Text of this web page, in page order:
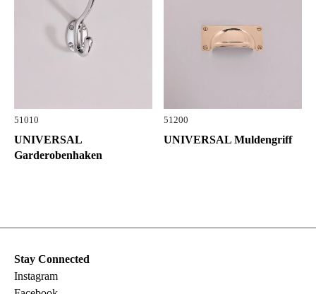
51010
UNIVERSAL
Garderobenhaken
51200
UNIVERSAL Muldengriff
Stay Connected
Instagram